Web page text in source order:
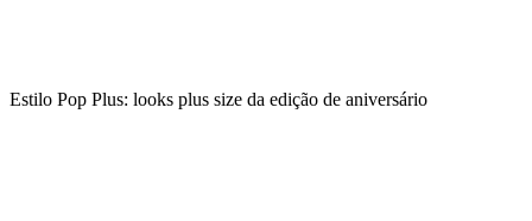
Estilo Pop Plus: looks plus size da edição de aniversário